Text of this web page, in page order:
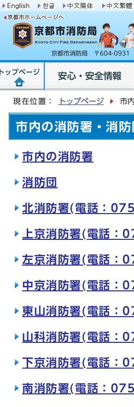
京都市消防局 〒604-0931
トップページ 安心・安全情報
現在位置： トップページ 市
市内の消防署・消防
市内の消防署
消防団
北消防署(電話：
上京消防署(電話
左京消防署(電話
中京消防署(電話
東山消防署(電話
山科消防署(電話
下京消防署(電話
南消防署(電話：